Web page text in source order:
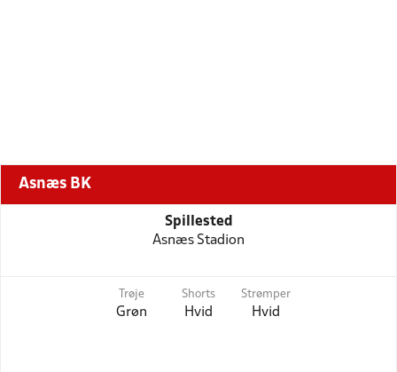
Asnæs BK
Spillested
Asnæs Stadion
Trøje
Grøn
Shorts
Hvid
Strømper
Hvid